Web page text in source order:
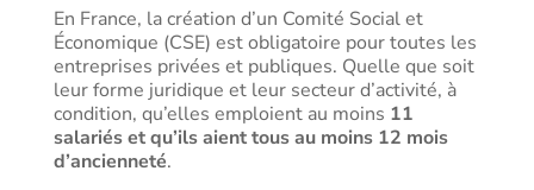
En France, la création d’un Comité Social et
Économique (CSE) est obligatoire pour toutes les
entreprises privées et publiques. Quelle que soit
leur forme juridique et leur secteur d’activité, à
condition, qu’elles emploient au moins 11
salariés et qu’ils aient tous au moins 12 mois
d’ancienneté.